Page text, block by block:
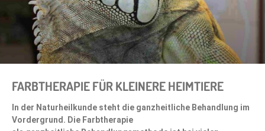
FARBTHERAPIE FÜR KLEINERE HEIMTIERE
In der Naturheilkunde steht die ganzheitliche Behandlung im
Vordergrund. Die Farbtherapie